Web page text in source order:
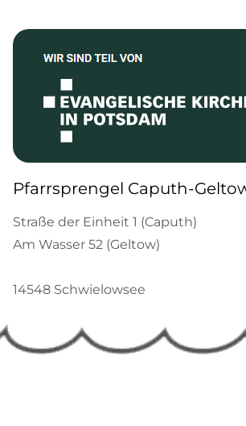
Pfarrsprengel Caputh-
Straße der Einheit 1 (Caputh)
Am Wasser 52 (Geltow)
14548 Schwielowsee